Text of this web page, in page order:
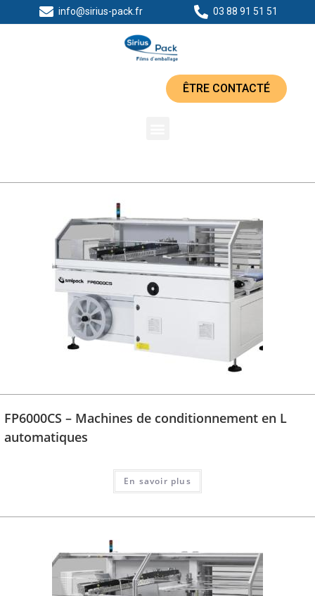
info@sirius-pack.fr 03 88 91 51 51
ÊTRE CONTACTÉ
FP6000CS – Machines de conditionnement en L
automatiques
En savoir plus